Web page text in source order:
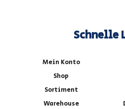
Schnelle
Mein Konto
Shop
Sortiment
Warehouse